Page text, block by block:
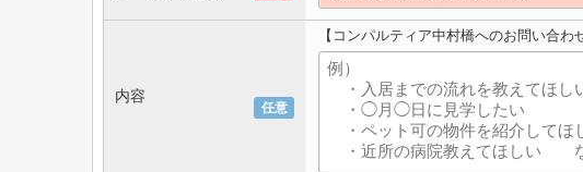
任意
内容
【コンパルティア中村橋へのお問い合わ